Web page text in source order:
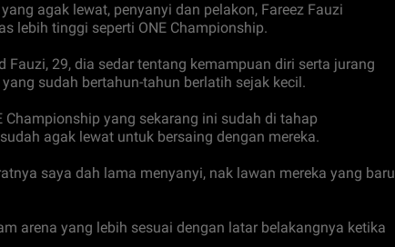
agak lewat, penyanyi dan pelakon, Fareez Fauzi
lebih tinggi seperti ONE Championship.
29, dia sedar tentang kemampuan diri serta jurang
sudah bertahun-tahun berlatih sejak kecil.
yang sekarang ini sudah di tahap
agak lewat untuk bersaing dengan mereka.
saya dah lama menyanyi, nak lawan mereka yang baru
arena yang lebih sesuai dengan latar belakangnya ketika